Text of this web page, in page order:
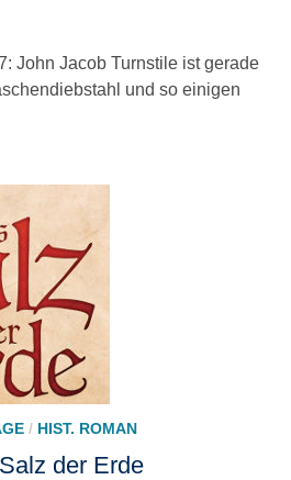
John Jacob Turnstile ist gerade
und so einigen
/ HIST. ROMAN
der Erde